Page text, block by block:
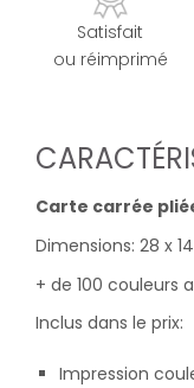
Satisfait
ou réimprimé
Carte carrée
Dimensions: 28 x
+ de 100 couleurs
Inclus dans le prix:
Impression